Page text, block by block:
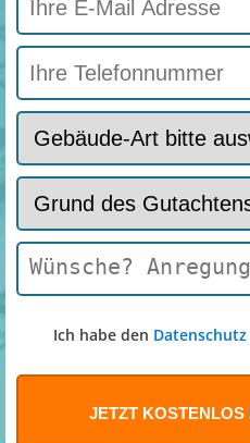
Ich habe den Datenschutz